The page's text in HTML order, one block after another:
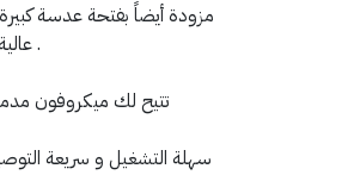
مزودة أيضاً بفتحة عدسة
عالية الجودة وصديقة للبيئة تتمتع بعمر إفتراضي طويل الأجل .
تتيح لك ميكروفون
سهلة التشغيل و سريعة